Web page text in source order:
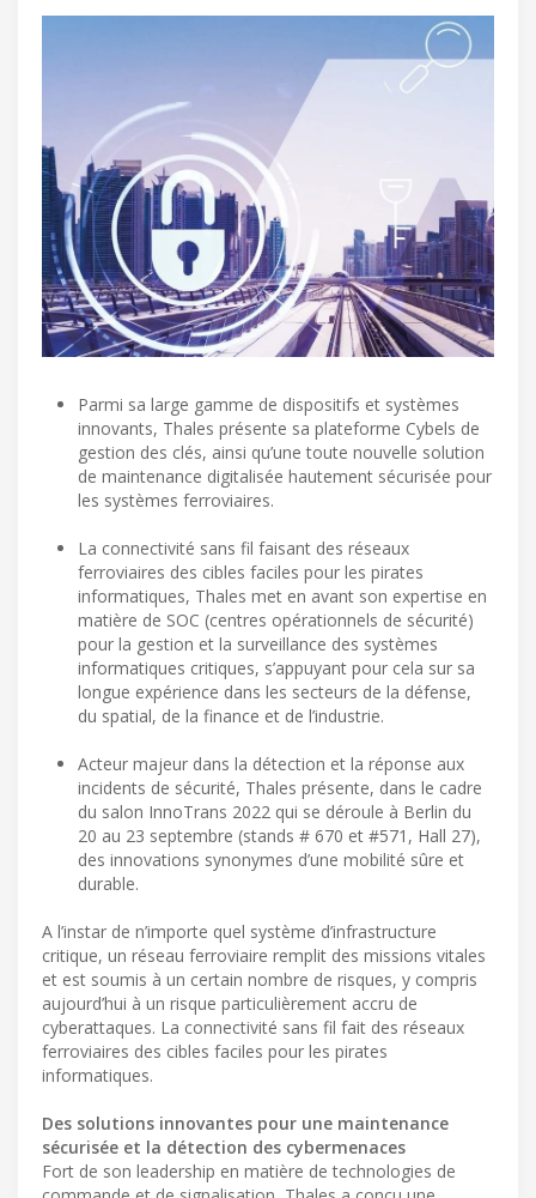
Parmi sa large gamme de dispositifs et systèmes
innovants, Thales présente sa plateforme Cybels de
gestion des clés, ainsi qu’une toute nouvelle solution
de maintenance digitalisée hautement sécurisée pour
les systèmes ferroviaires.
La connectivité sans fil faisant des réseaux
ferroviaires des cibles faciles pour les pirates
informatiques, Thales met en avant son expertise en
matière de SOC (centres opérationnels de sécurité)
pour la gestion et la surveillance des systèmes
informatiques critiques, s’appuyant pour cela sur sa
longue expérience dans les secteurs de la défense,
du spatial, de la finance et de l’industrie.
Acteur majeur dans la détection et la réponse aux
incidents de sécurité, Thales présente, dans le cadre
du salon InnoTrans 2022 qui se déroule à Berlin du
20 au 23 septembre (stands # 670 et #571, Hall 27),
des innovations synonymes d’une mobilité sûre et
durable.
A l’instar de n’importe quel système d’infrastructure
critique, un réseau ferroviaire remplit des missions vitales
et est soumis à un certain nombre de risques, y compris
aujourd’hui à un risque particulièrement accru de
cyberattaques. La connectivité sans fil fait des réseaux
ferroviaires des cibles faciles pour les pirates
informatiques.
Des solutions innovantes pour une maintenance
sécurisée et la détection des cybermenaces
Fort de son leadership en matière de technologies de